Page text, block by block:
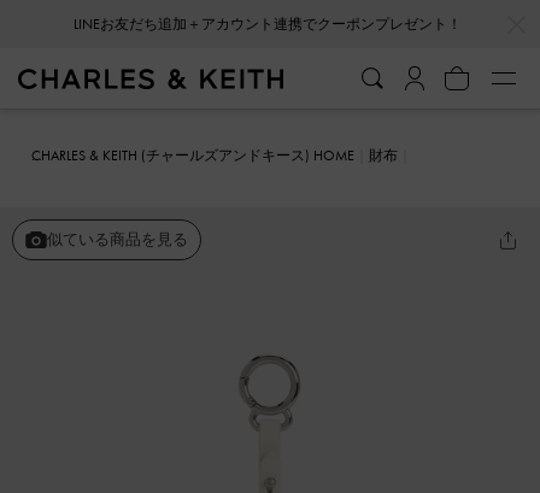
LINEお友だち追加＋アカウント連携でクーポンプレゼント！
CHARLES & KEITH (チャールズアンドキース) HOME
財布
似ている商品を見る